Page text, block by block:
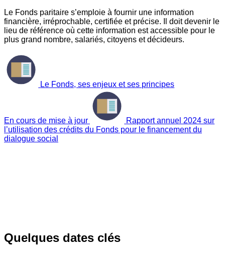
Le Fonds paritaire s’emploie à fournir une information
financière, irréprochable, certifiée et précise. Il doit devenir le
lieu de référence où cette information est accessible pour le
plus grand nombre, salariés, citoyens et décideurs.
Le Fonds, ses enjeux et ses principes
En cours de mise à jour
Rapport annuel 2024 sur
l’utilisation des crédits du Fonds pour le financement du
dialogue social
Quelques dates clés